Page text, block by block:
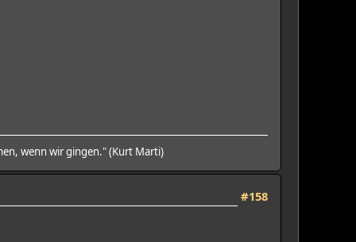
wenn wir gingen." (Kurt Marti)
#158